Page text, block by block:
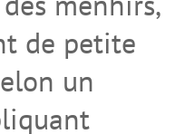
de petite
un